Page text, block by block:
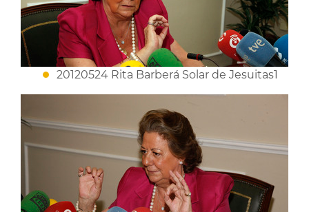
20120524 Rita Barberá Solar de Jesuitas1